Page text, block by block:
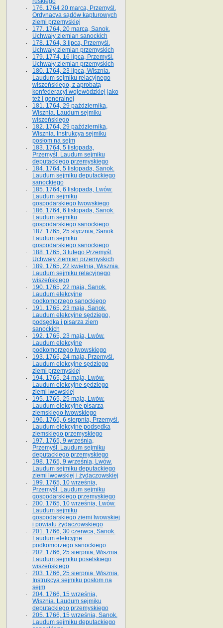
176. 1764 20 marca, Przemyśl.
Ordynacya sądów kapturowych
ziemi przemyskiej
177. 1764, 20 marca, Sanok.
Uchwały ziemian sanockich
178. 1764, 3 lipca, Przemyśl.
Uchwały ziemian przemyskich
179. 1774, 16 lipca, Przemyśl.
Uchwały ziemian przemyskich
180. 1764, 23 lipca, Wisznia.
Laudum sejmiku relacyjnego
wiszeńskiego, z aprobatą
konfederacyi wojewódzkiej jako
też i generalnej
181. 1764, 29 października,
Wisznia. Laudum sejmiku
wiszeńskiego
182. 1764, 29 października,
Wisznia. Instrukcya sejmiku
posłom na sejm
183. 1764, 5 listopada,
Przemyśl. Laudum sejmiku
deputackiego przemyskiego
184. 1764, 5 listopada, Sanok.
Laudum sejmiku deputackiego
sanockiego
185. 1764, 6 listopada, Lwów.
Laudum sejmiku
gospodarskiego lwowskiego
186. 1764, 6 listopada, Sanok.
Laudum sejmiku
gospodarskiego sanockiego.
187. 1765, 25 stycznia, Sanok.
Laudum sejmiku
gospodarskiego sanockiego
188. 1765, 3 lutego Przemyśl.
Uchwały ziemian przemyskich
189. 1765, 22 kwietnia, Wisznia.
Laudum sejmiku relacyjnego
wiszeńskiego
190. 1765, 22 maja, Sanok.
Laudum elekcyjne
podkomorzego sanockiego
191. 1765, 23 maja, Sanok.
Laudum elekcyjne sędziego,
podsędka i pisarza ziem
sanockich
192. 1765, 23 maja, Lwów.
Laudum elekcyjne
podkomorzego lwowskiego
193. 1765, 24 maja, Przemyśl.
Laudum elekcyjne sędziego
ziemi przemyskiej
194. 1765, 24 maja, Lwów.
Laudum elekcyjne sędziego
ziemi lwowskiej
195. 1765, 25 maja, Lwów.
Laudum elekcyjne pisarza
ziemskiego lwowskiego
196. 1765, 6 sierpnia, Przemyśl.
Laudum elekcyjne podsędka
ziemskiego przemyskiego
197. 1765, 9 września,
Przemyśl. Laudum sejmiku
deputackiego przemyskiego
198. 1765, 9 września, Lwów.
Laudum sejmiku deputackiego
ziemi lwowskiej i żydaczowskiej
199. 1765, 10 września,
Przemyśl. Laudum sejmiku
gospodarskiego przemyskiego
200. 1765, 10 września, Lwów.
Laudum sejmiku
gospodarskiego ziemi lwowskiej
i powiatu żydaczowskiego
201. 1766, 30 czerwca, Sanok.
Laudum elekcyjne
podkomorzego sanockiego
202. 1766, 25 sierpnia, Wisznia.
Laudum sejmiku poselskiego
wiszeńskiego
203. 1766, 25 sierpnia, Wisznia.
Instrukcya sejmiku posłom na
sejm
204. 1766, 15 września,
Wisznia. Laudum sejmiku
deputackiego przemyskiego
205. 1766, 15 września, Sanok.
Laudum sejmiku deputackiego